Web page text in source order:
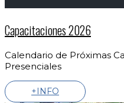
Capacitaciones 2026
Calendario de Próximas
Presenciales
+INFO